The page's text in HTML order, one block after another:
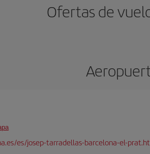
Ofertas de
es/josep-tarradellas-barcelona-el-